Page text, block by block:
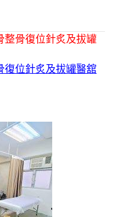
整骨復位針炙及拔罐
復位針炙及拔罐醫舘